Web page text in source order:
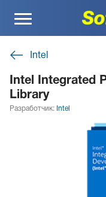
Меню
Intel
Intel Integrated
Library
Разработчик: Intel